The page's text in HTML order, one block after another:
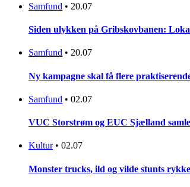
Samfund • 20.07
Siden ulykken på Gribskovbanen:
Samfund • 20.07
Ny kampagne skal få flere
Samfund • 02.07
VUC Storstrøm og EUC Sjælland
Kultur • 02.07
Monster trucks, ild og vilde stunts